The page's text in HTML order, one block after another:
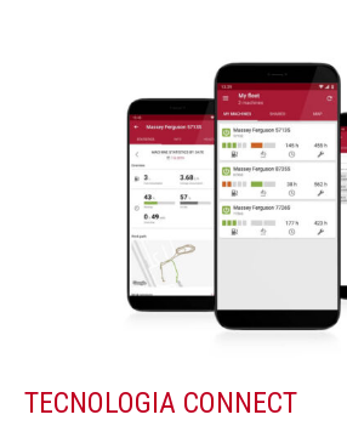
TECNOLOGIA CONNECT